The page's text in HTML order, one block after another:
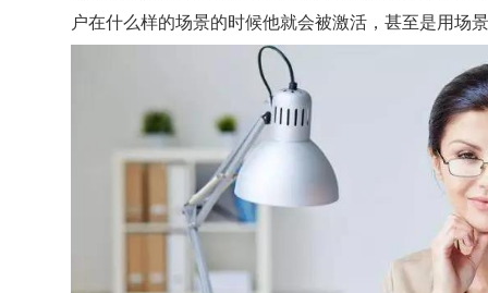
户在什么样的场景的时候他就会被激活，甚至是用场